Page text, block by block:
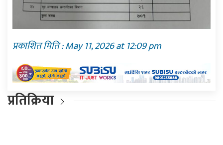
प्रकाशित मिति : May 11, 2026 at 12:09 pm
प्रतिक्रिया